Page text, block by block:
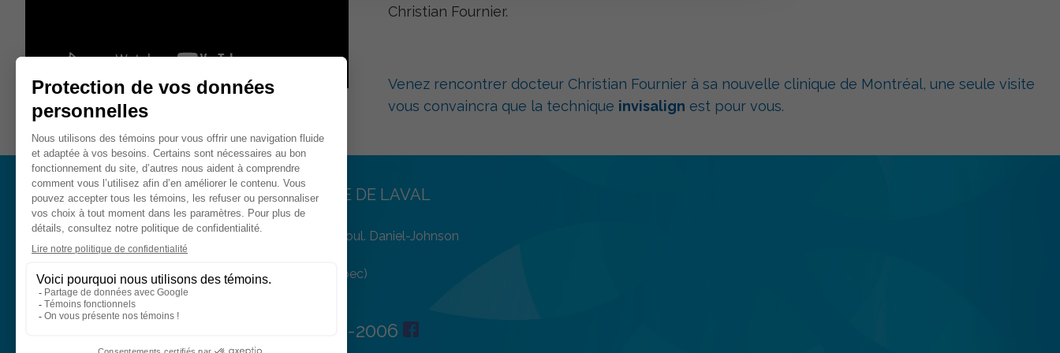
Christian Fournier.
Venez rencontrer docteur Christian Fournier à sa nouvelle clinique de Montréal, une seule visite
vous convaincra que la technique invisalign est pour vous.
CLINIQUE DE MONTRÉAL
1190 Maisonneuve Ouest,
Montréal (Québec)
H3A 1N5
514 737-2007
CLINIQUE DE LAVAL
360-2525 boul. Daniel-Johnson
Laval (Québec)
450 973-2006